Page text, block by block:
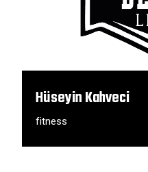
Hüseyin Kahveci
fitness